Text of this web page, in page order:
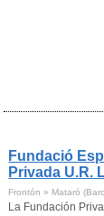
Fundació
Privada U.R.
Frontón » Mataró
La Fundación